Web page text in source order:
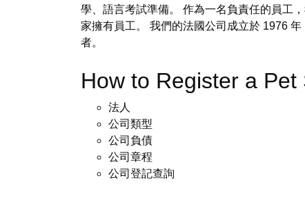
學、語言考試準備。 作為一名負責任的員工
家擁有員工。 我們的法國公司成立於 1976 年
者。
How to Register a
法人
公司類型
公司負債
公司章程
公司登記查詢